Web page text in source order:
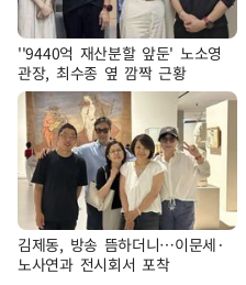
''9440억 재산분할 앞둔' 노소영
관장, 최수종 옆 깜짝 근황
김제동, 방송 뜸하더니…이문세·
노사연과 전시회서 포착